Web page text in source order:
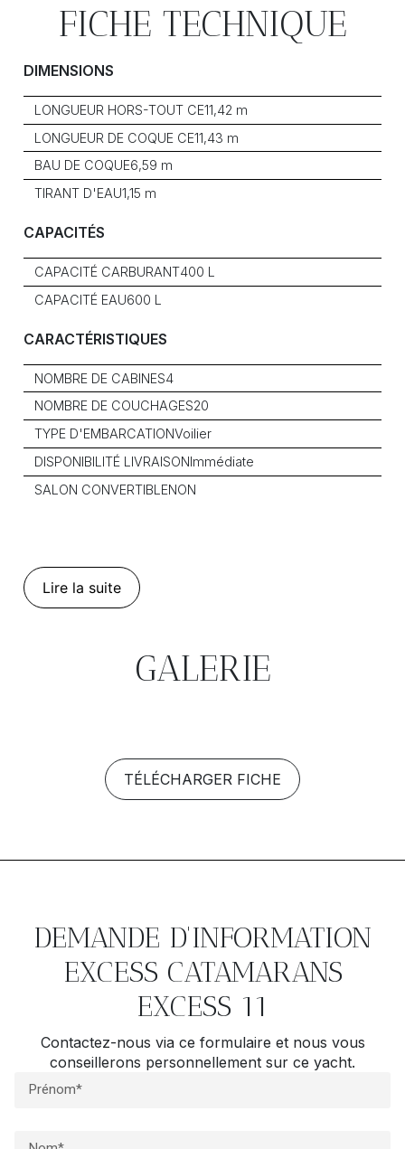
FICHE TECHNIQUE
DIMENSIONS
LONGUEUR HORS-TOUT CE11,42 m
LONGUEUR DE COQUE CE11,43 m
BAU DE COQUE6,59 m
TIRANT D'EAU1,15 m
CAPACITÉS
CAPACITÉ CARBURANT400 L
CAPACITÉ EAU600 L
CARACTÉRISTIQUES
NOMBRE DE CABINES4
NOMBRE DE COUCHAGES20
TYPE D'EMBARCATIONVoilier
DISPONIBILITÉ LIVRAISONImmédiate
SALON CONVERTIBLENON
Lire la suite
GALERIE
TÉLÉCHARGER FICHE
DEMANDE D'INFORMATION
EXCESS CATAMARANS
EXCESS 11
Contactez-nous via ce formulaire et nous vous
conseillerons personnellement sur ce yacht.